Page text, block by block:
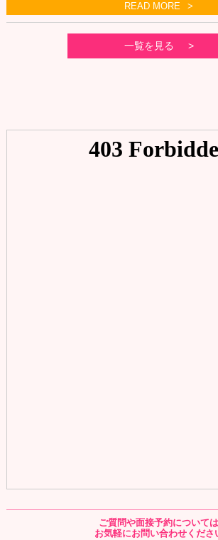
READ MORE
一覧を見る
ご質問や面接予約については
お気軽にお問い合わせくださ